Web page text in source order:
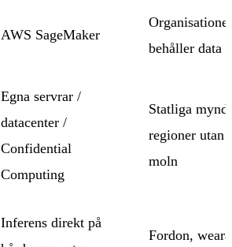
AWS SageMaker
behåller data
Egna servrar /
datacenter /
Confidential
Computing
Statliga
regioner utan
moln
Inferens direkt på
Fordon,